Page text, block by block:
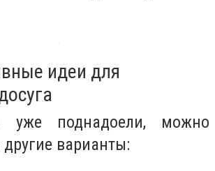
идеи для
уже поднадоели, можно
варианты: